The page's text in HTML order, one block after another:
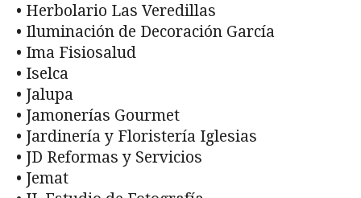
• Herbolario Las Veredillas
• Iluminación de Decoración García
• Ima Fisiosalud
• Iselca
• Jalupa
• Jamonerías Gourmet
• Jardinería y Floristería Iglesias
• JD Reformas y Servicios
• Jemat